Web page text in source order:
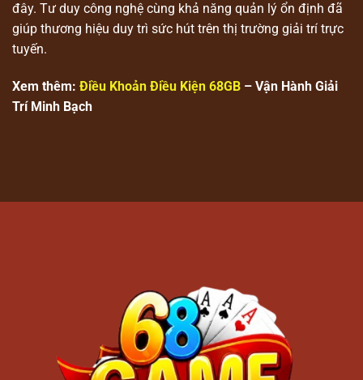
đây. Tư duy công nghệ cùng khả năng quản lý ổn định đã
giúp thương hiệu duy trì sức hút trên thị trường giải trí trực
tuyến.
Xem thêm: Điều Khoản Điều Kiện 68GB – Vận Hành Giải
Trí Minh Bạch